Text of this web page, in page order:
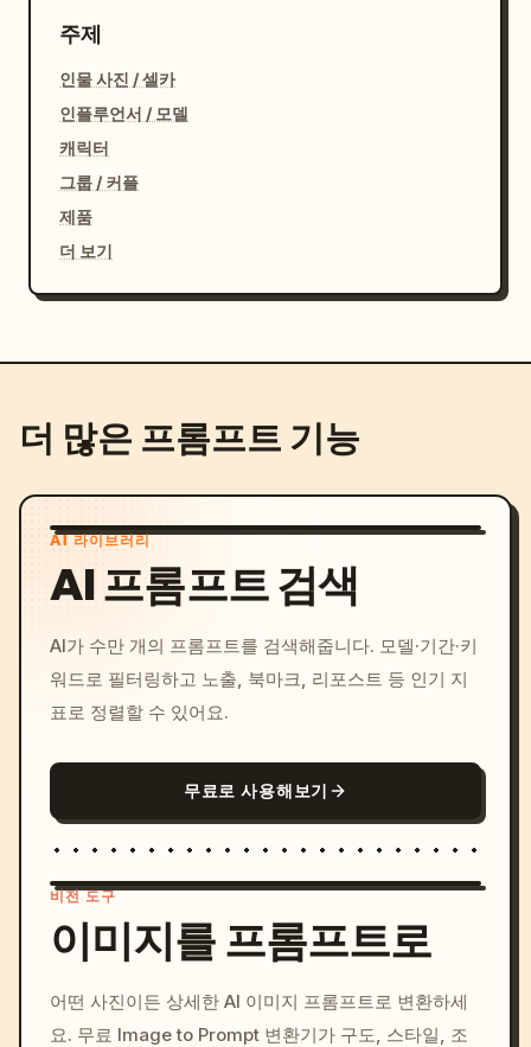
주제
인물 사진 / 셀카
인플루언서 / 모델
캐릭터
그룹 / 커플
제품
더 보기
더 많은 프롬프트 기능
AI 라이브러리
AI 프롬프트 검색
AI가 수만 개의 프롬프트를 검색해줍니다. 모델·기간·키
워드로 필터링하고 노출, 북마크, 리포스트 등 인기 지
표로 정렬할 수 있어요.
무료로 사용해보기
c, cyberpunk sunset, neon
colors, 8k --v 6.0
비전 도구
이미지를 프롬프트로
어떤 사진이든 상세한 AI 이미지 프롬프트로 변환하세
요. 무료 Image to Prompt 변환기가 구도, 스타일, 조